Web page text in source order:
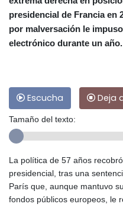
presidencial de Francia en
por malversación le
electrónico durante un año.
Escucha Deja
Tamaño del texto:
La política de 57 años
presidencial, tras una
París que, aunque mantuvo
fondos públicos europeos, le